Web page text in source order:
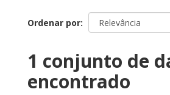
Ordenar por
1 conjunto de
encontrado